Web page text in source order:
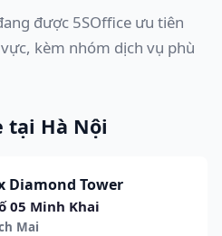
được 5SOffice ưu tiên
kèm nhóm dịch vụ phù
tại Hà Nội
Diamond Tower
05 Minh Khai
Mai